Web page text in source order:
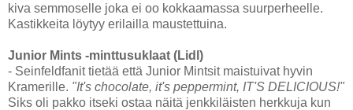
kiva semmoselle joka ei oo kokkaamassa suurperheelle.
Kastikkeita löytyy erilailla maustettuina.
Junior Mints -minttusuklaat (Lidl)
- Seinfeldfanit tietää että Junior Mintsit maistuivat hyvin
Kramerille. "It's chocolate, it's peppermint, IT'S DELICIOUS!"
Siks oli pakko itseki ostaa näitä jenkkiläisten herkkuja kun